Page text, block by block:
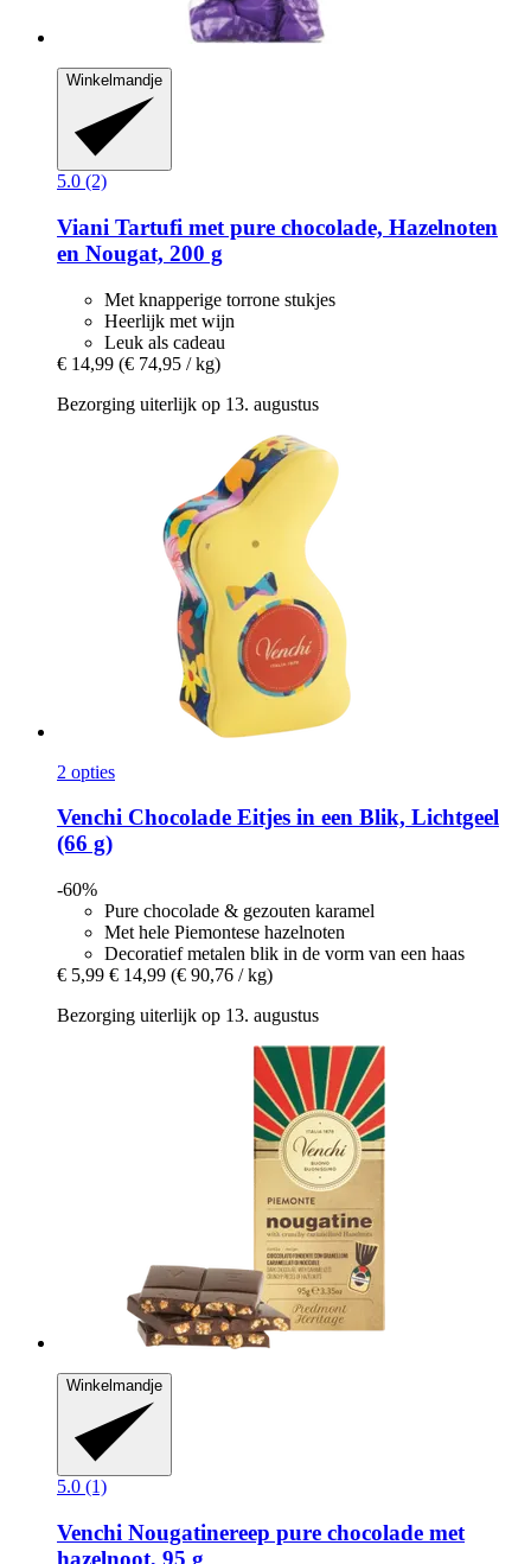
Winkelmandje
5.0 (2)
Viani Tartufi met pure chocolade, Hazelnoten
en Nougat, 200 g
Met knapperige torrone stukjes
Heerlijk met wijn
Leuk als cadeau
€ 14,99 (€ 74,95 / kg)
Bezorging uiterlijk op 13. augustus
2 opties
Venchi Chocolade Eitjes in een Blik, Lichtgeel
(66 g)
-60%
Pure chocolade & gezouten karamel
Met hele Piemontese hazelnoten
Decoratief metalen blik in de vorm van een haas
€ 5,99 € 14,99 (€ 90,76 / kg)
Bezorging uiterlijk op 13. augustus
Winkelmandje
5.0 (1)
Venchi Nougatinereep pure chocolade met
hazelnoot, 95 g